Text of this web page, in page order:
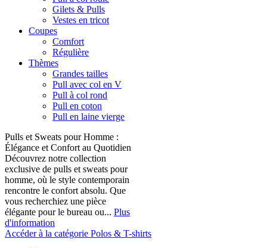
Gilets & Pulls
Vestes en tricot
Coupes
Comfort
Régulière
Thèmes
Grandes tailles
Pull avec col en V
Pull à col rond
Pull en coton
Pull en laine vierge
Pulls et Sweats pour Homme :
Élégance et Confort au Quotidien
Découvrez notre collection
exclusive de pulls et sweats pour
homme, où le style contemporain
rencontre le confort absolu. Que
vous recherchiez une pièce
élégante pour le bureau ou... Plus
d'information
Accéder à la catégorie Polos & T-shirts